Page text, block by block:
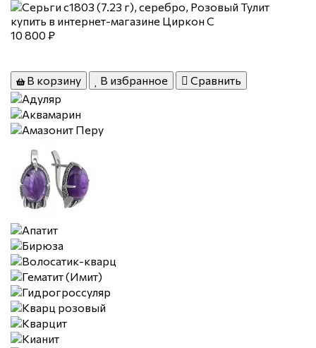
10 800 ₽
В корзину В избранное Сравнить